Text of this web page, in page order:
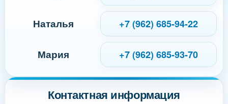
Контактная информация
Наталья +7 (962) 685-94-22
Мария +7 (962) 685-93-70